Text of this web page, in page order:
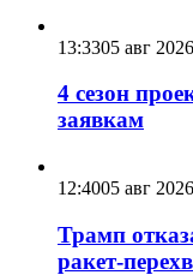
13:3305 авг 2026
4 сезон
заявкам
12:4005 авг 2026
Трамп
ракет-